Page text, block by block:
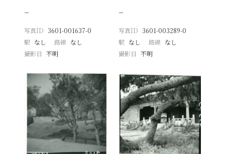
−
写真ID 3601-001637-0
駅 なし 路線 なし
撮影日
不明
−
写真ID 3601-003289-0
駅 なし 路線 なし
撮影日 不明